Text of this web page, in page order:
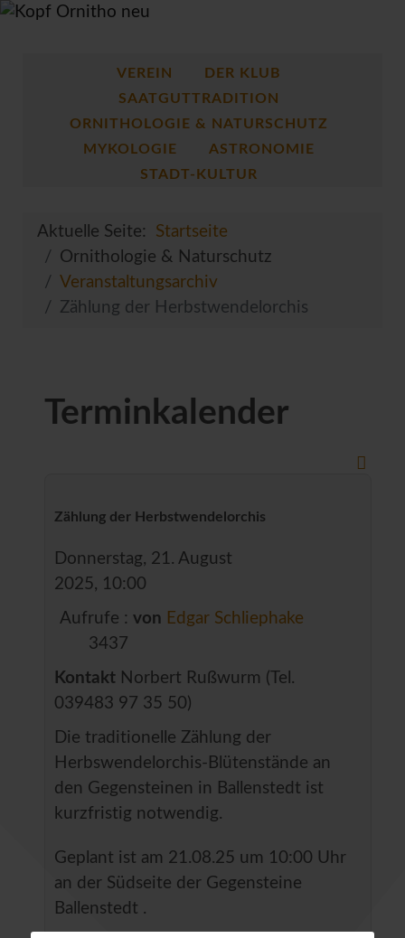
VEREIN
DER KLUB
SAATGUTTRADITION
ORNITHOLOGIE & NATURSCHUTZ
MYKOLOGIE
ASTRONOMIE
STADT-KULTUR
Aktuelle Seite: Startseite
Ornithologie & Naturschutz
Veranstaltungsarchiv
Zählung der Herbstwendelorchis
Terminkalender
Zählung der Herbstwendelorchis
Donnerstag, 21. August
2025, 10:00
Aufrufe :
3437
von Edgar Schliephake
Kontakt Norbert Rußwurm (Tel.
039483 97 35 50)
Die traditionelle Zählung der
Herbswendelorchis-Blütenstände an
den Gegensteinen in Ballenstedt ist
kurzfristig notwendig.
Geplant ist am 21.08.25 um 10:00 Uhr
an der Südseite der Gegensteine
Ballenstedt .